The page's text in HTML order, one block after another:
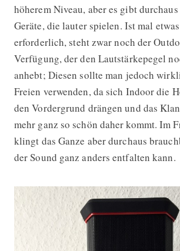
höherem Niveau, aber es gibt
Geräte, die lauter spielen. Ist mal
erforderlich, steht zwar noch der
Verfügung, der den Lautstärkepegel
anhebt; Diesen sollte man jedoch
Freien verwenden, da sich Indoor die
den Vordergrund drängen und das
mehr ganz so schön daher kommt. Im
klingt das Ganze aber durchaus
der Sound ganz anders entfalten kann.